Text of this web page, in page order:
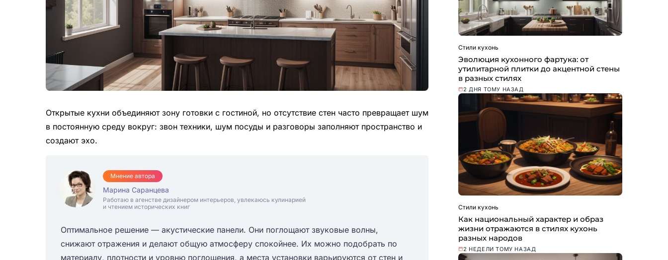
Открытые кухни объединяют зону готовки с гостиной, но отсутствие стен часто превращает шум
в постоянную среду вокруг: звон техники, шум посуды и разговоры заполняют пространство и
создают эхо.
Мнение автора
Марина Саранцева
Работаю в агенстве дизайнером интерьеров, увлекаюсь кулинарией
и чтением исторических книг
Оптимальное решение — акустические панели. Они поглощают звуковые волны,
снижают отражения и делают общую атмосферу спокойнее. Их можно подобрать по
материалу, плотности и уровню поглощения, а места установки варьируются от стен и
Стили кухонь
Эволюция кухонного фартука: от
утилитарной плитки до акцентной стены
в разных стилях
2 ДНЯ ТОМУ НАЗАД
Стили кухонь
Как национальный характер и образ
жизни отражаются в стилях кухонь
разных народов
2 НЕДЕЛИ ТОМУ НАЗАД